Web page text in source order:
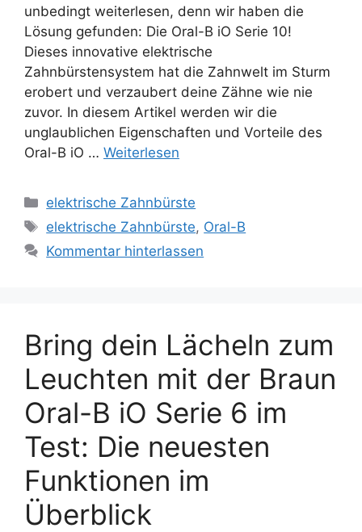
unbedingt weiterlesen, denn wir haben die
Lösung gefunden: Die Oral-B iO Serie 10!
Dieses innovative elektrische
Zahnbürstensystem hat die Zahnwelt im Sturm
erobert und verzaubert deine Zähne wie nie
zuvor. In diesem Artikel werden wir die
unglaublichen Eigenschaften und Vorteile des
Oral-B iO … Weiterlesen
Kategorien
elektrische Zahnbürste
Schlagwörter
elektrische Zahnbürste, Oral-B
Kommentar hinterlassen
Bring dein Lächeln zum
Leuchten mit der Braun
Oral-B iO Serie 6 im
Test: Die neuesten
Funktionen im
Überblick